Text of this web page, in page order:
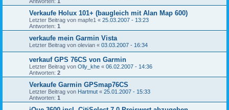
Verkaufe Holux 101+ (baugleich mit Alan Map 600)
Letzter Beitrag von mapfe1 « 25.03.2007 - 13:23
Antworten: 1
verkaufe mein Garmin Vista
Letzter Beitrag von olevian « 03.03.2007 - 16:34
verkauf GPS 76CS von Garmin
Letzter Beitrag von Olly_khe « 06.02.2007 - 14:36
Antworten: 2
Verkaufe Garmin GPSmap76CS
Letzter Beitrag von Hartmut « 25.01.2007 - 15:33
Antworten: 1